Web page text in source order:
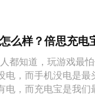
么样？倍思充电
都知道，玩游戏最
电，而手机没电是最
电，而充电宝是我们